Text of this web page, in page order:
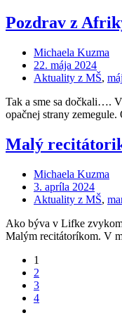
Pozdrav z
Michaela Kuzma
22. mája 2024
Aktuality z MŠ,
Tak a sme sa dočkali….
opačnej strany
Malý
Michaela Kuzma
3. apríla 2024
Aktuality z MŠ,
Ako býva v Lifke
Malým recitátoríkom. V
1
2
3
4